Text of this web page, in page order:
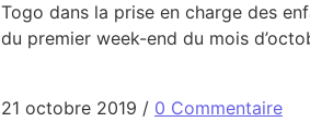
Togo dans la prise en charge des
du premier week-end du mois
21 octobre 2019 / 0 Commentaire